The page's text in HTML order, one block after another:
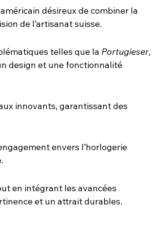
désireux de combiner la
de l’artisanat suisse.
telles que la Portugieser,
design et une fonctionnalité
innovants, garantissant des
envers l’horlogerie
en intégrant les avancées
et un attrait durables.